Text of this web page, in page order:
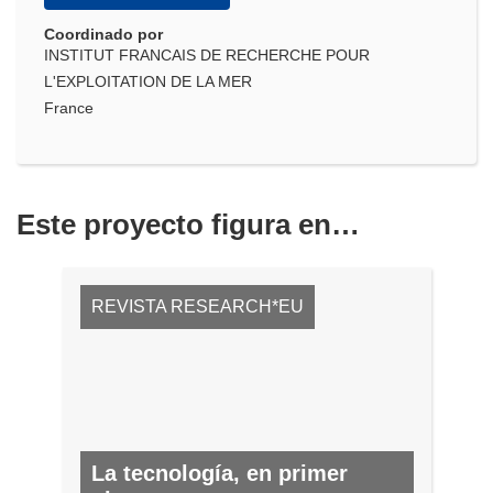
Coordinado por
INSTITUT FRANCAIS DE RECHERCHE POUR
L'EXPLOITATION DE LA MER
France
Este proyecto figura en…
REVISTA RESEARCH*EU
La tecnología, en primer